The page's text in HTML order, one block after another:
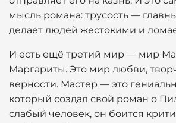
мысль романа: трусость —
делает людей жестокими и
И есть ещё третий мир — мир
Маргариты. Это мир любви,
верности. Мастер — это
который создал свой роман о
слабый человек, он боится